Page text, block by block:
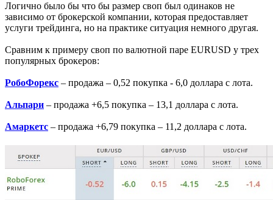
Логично было бы что бы размер своп был одинаков не
зависимо от брокерской компании, которая предоставляет
услуги трейдинга, но на практике ситуация немного другая.
Сравним к примеру своп по валютной паре EURUSD у трех
популярных брокеров:
РобоФорекс – продажа – 0,52 покупка - 6,0 доллара с лота.
Альпари – продажа +6,5 покупка – 13,1 доллара с лота.
Амаркетс – продажа +6,79 покупка – 11,2 доллара с лота.